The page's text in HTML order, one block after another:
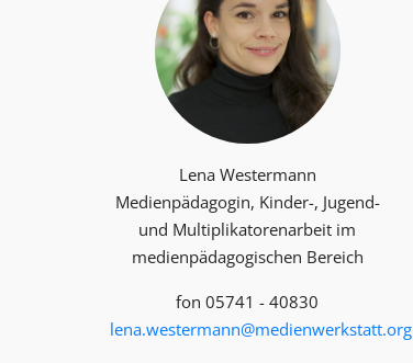
Lena Westermann
Medienpädagogin, Kinder-, Jugend-
und Multiplika­toren­arbeit im
medienpädagogischen Bereich
fon 05741 - 40830
lena.westermann@medienwerkstatt.org